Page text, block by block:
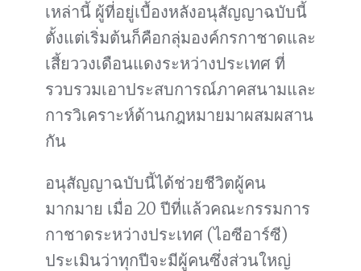
เหล่านี้ ผู้ที่อยู่เบื้องหลังอนุสัญญาฉบับนี้
ตั้งแต่เริ่มต้นก็คือกลุ่มองค์กรกาชาดและ
เสี้ยววงเดือนแดงระหว่างประเทศ ที่
รวบรวมเอาประสบการณ์ภาคสนามและ
การวิเคราะห์ด้านกฎหมายมาผสมผสาน
กัน
อนุสัญญาฉบับนี้ได้ช่วยชีวิตผู้คน
มากมาย เมื่อ 20 ปีที่แล้วคณะกรรมการ
กาชาดระหว่างประเทศ (ไอซีอาร์ซี)
ประเมินว่าทุกปีจะมีผู้คนซึ่งส่วนใหญ่